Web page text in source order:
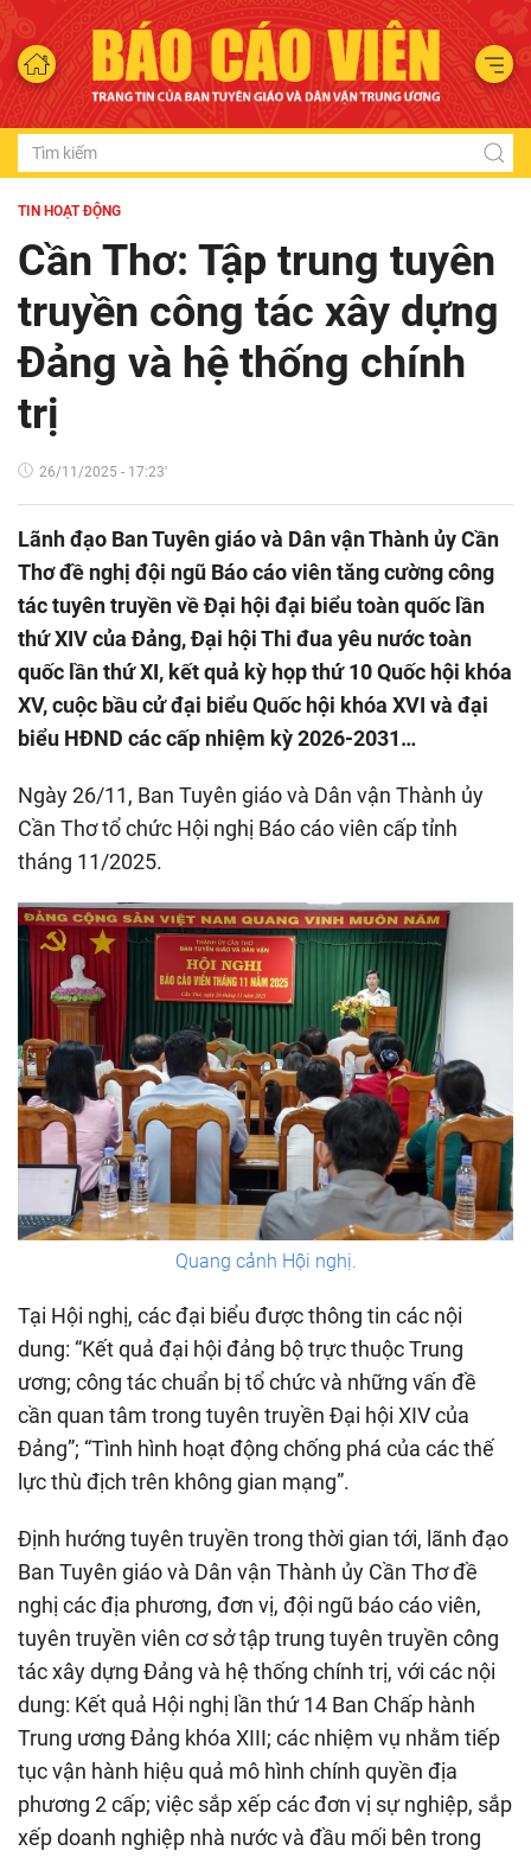
TIN HOẠT ĐỘNG
Cần Thơ: Tập trung tuyên
truyền công tác xây dựng
Đảng và hệ thống chính
trị
26/11/2025 - 17:23'
Lãnh đạo Ban Tuyên giáo và Dân vận Thành ủy Cần
Thơ đề nghị đội ngũ Báo cáo viên tăng cường công
tác tuyên truyền về Đại hội đại biểu toàn quốc lần
thứ XIV của Đảng, Đại hội Thi đua yêu nước toàn
quốc lần thứ XI, kết quả kỳ họp thứ 10 Quốc hội khóa
XV, cuộc bầu cử đại biểu Quốc hội khóa XVI và đại
biểu HĐND các cấp nhiệm kỳ 2026-2031…
Ngày 26/11, Ban Tuyên giáo và Dân vận Thành ủy
Cần Thơ tổ chức Hội nghị Báo cáo viên cấp tỉnh
tháng 11/2025.
Quang cảnh Hội nghị.
Tại Hội nghị, các đại biểu được thông tin các nội
dung: “Kết quả đại hội đảng bộ trực thuộc Trung
ương; công tác chuẩn bị tổ chức và những vấn đề
cần quan tâm trong tuyên truyền Đại hội XIV của
Đảng”; “Tình hình hoạt động chống phá của các thế
lực thù địch trên không gian mạng”.
Định hướng tuyên truyền trong thời gian tới, lãnh đạo
Ban Tuyên giáo và Dân vận Thành ủy Cần Thơ đề
nghị các địa phương, đơn vị, đội ngũ báo cáo viên,
tuyên truyền viên cơ sở tập trung tuyên truyền công
tác xây dựng Đảng và hệ thống chính trị, với các nội
dung: Kết quả Hội nghị lần thứ 14 Ban Chấp hành
Trung ương Đảng khóa XIII; các nhiệm vụ nhằm tiếp
tục vận hành hiệu quả mô hình chính quyền địa
phương 2 cấp; việc sắp xếp các đơn vị sự nghiệp, sắp
xếp doanh nghiệp nhà nước và đầu mối bên trong